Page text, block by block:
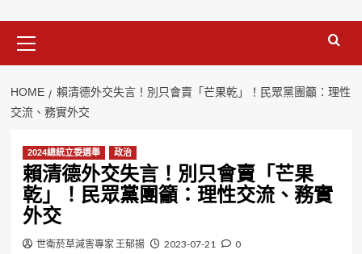
Menu
HOME
賴清德外交失言！別只會賣「芒果乾」！民眾黨團籲：理性
交流、務實外交
2024總統立委選舉 政治
賴清德外交失言！別只會賣「芒果
乾」！民眾黨團籲：理性交流、務實
外交
世衛菸草減害專家 王郁揚 2023-07-21 0